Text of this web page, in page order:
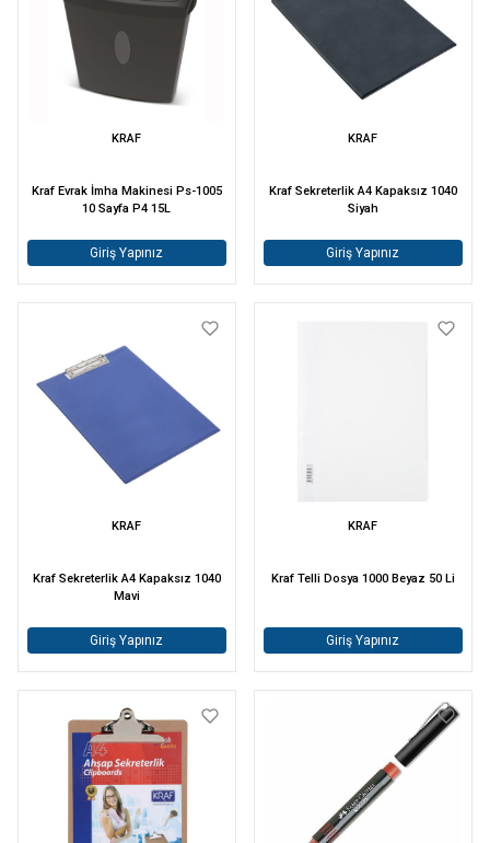
KRAF
Kraf Evrak İmha Makinesi Ps-1005
10 Sayfa P4 15L
Giriş Yapınız
KRAF
Kraf Sekreterlik A4 Kapaksız 1040
Siyah
Giriş Yapınız
KRAF
Kraf Sekreterlik A4 Kapaksız 1040
Mavi
Giriş Yapınız
KRAF
Kraf Telli Dosya 1000 Beyaz 50 Li
Giriş Yapınız